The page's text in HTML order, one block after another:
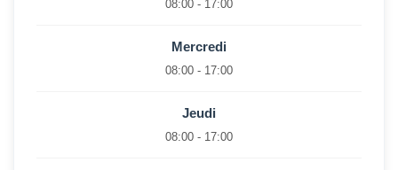
08:00 - 17:00
Mercredi
08:00 - 17:00
Jeudi
08:00 - 17:00